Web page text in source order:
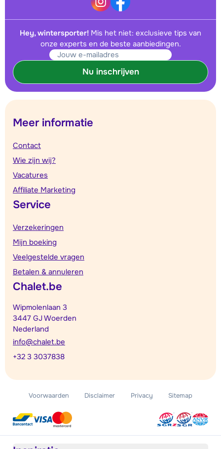
Hey, wintersporter! Mis het niet: exclusieve tips van
onze experts en de beste aanbiedingen.
Nu inschrijven
Meer informatie
Contact
Wie zijn wij?
Vacatures
Affiliate Marketing
Service
Verzekeringen
Mijn boeking
Veelgestelde vragen
Betalen & annuleren
Chalet.be
Wipmolenlaan 3
3447 GJ Woerden
Nederland
info@chalet.be
+32 3 3037838
Voorwaarden Disclaimer Privacy Sitemap